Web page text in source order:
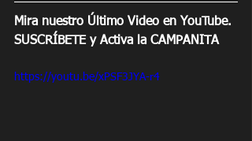
Mira nuestro Último Video en YouTube.
SUSCRÍBETE y Activa la CAMPANITA
https://youtu.be/xPSF3JYA-r4